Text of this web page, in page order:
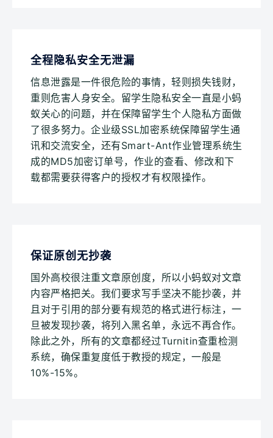
全程隐私安全无泄漏
信息泄露是一件很危险的事情，轻则损失钱财，
重则危害人身安全。留学生隐私安全一直是小蚂
蚁关心的问题，并在保障留学生个人隐私方面做
了很多努力。企业级SSL加密系统保障留学生通
讯和交流安全，还有Smart-Ant作业管理系统生
成的MD5加密订单号，作业的查看、修改和下
载都需要获得客户的授权才有权限操作。
保证原创无抄袭
国外高校很注重文章原创度，所以小蚂蚁对文章
内容严格把关。我们要求写手坚决不能抄袭，并
且对于引用的部分要有规范的格式进行标注，一
旦被发现抄袭，将列入黑名单，永远不再合作。
除此之外，所有的文章都经过Turnitin查重检测
系统，确保重复度低于教授的规定，一般是
10%-15%。